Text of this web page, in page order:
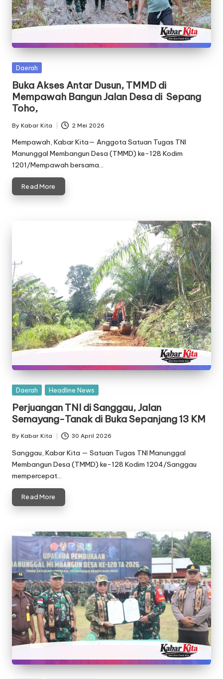
Posted
Daerah
Buka Akses Antar Dusun, TMMD di
Mempawah Bangun Jalan Desa di Sepang
Toho,
Posted
by
By Kabar Kita 2 Mei 2026
Mempawah, Kabar Kita— Anggota Satuan Tugas TNI
Manunggal Membangun Desa (TMMD) ke-128 Kodim
1201/Mempawah bersama…
Read More
Posted
Daerah Headline News
Perjuangan TNI di Sanggau, Jalan
Semayang-Tanak di Buka Sepanjang 13 KM
Posted
by
By Kabar Kita 30 April 2026
Sanggau, Kabar Kita — Satuan Tugas TNI Manunggal
Membangun Desa (TMMD) ke-128 Kodim 1204/Sanggau
mempercepat…
Read More